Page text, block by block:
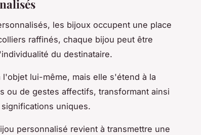
les bijoux occupent une place
raffinés, chaque bijou peut être
du destinataire.
lui-même, mais elle s'étend à la
ou de gestes affectifs, transformant ainsi
uniques.
personnalisé revient à transmettre une